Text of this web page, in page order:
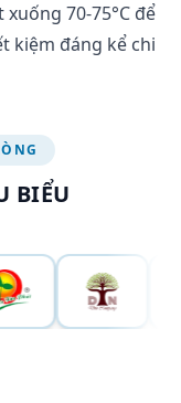
70-75°C để
kiệm đáng kể chi
BIỂU